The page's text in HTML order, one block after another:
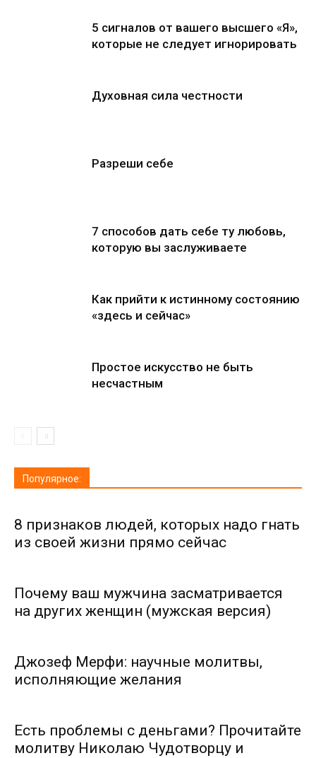
5 сигналов от вашего высшего «Я»,
которые не следует игнорировать
Духовная сила честности
Разреши себе
7 способов дать себе ту любовь,
которую вы заслуживаете
Как прийти к истинному состоянию
«здесь и сейчас»
Простое искусство не быть
несчастным
Популярное:
8 признаков людей, которых надо гнать
из своей жизни прямо сейчас
Почему ваш мужчина засматривается
на других женщин (мужская версия)
Джозеф Мерфи: научные молитвы,
исполняющие желания
Есть проблемы с деньгами? Прочитайте
молитву Николаю Чудотворцу и